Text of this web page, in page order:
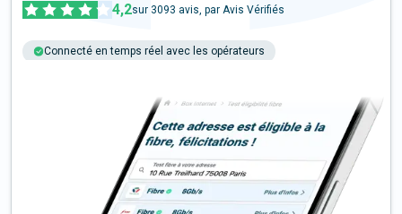
4,2sur 3093 avis, par Avis Vérifiés
Connecté en temps réel avec les opérateurs